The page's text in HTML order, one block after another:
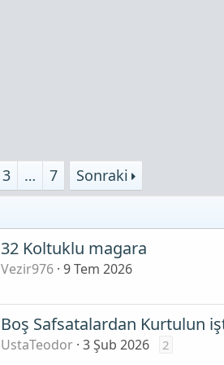
3 … 7
Sonraki
32 Koltuklu magara
Vezir976 9 Tem 2026
Boş Safsatalardan Kurtulun
UstaTeodor 3 Şub 2026 2